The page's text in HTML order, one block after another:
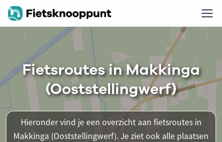
Fietsroutes in Makkinga
(Ooststellingwerf)
Hieronder vind je een overzicht aan fietsroutes in
Makkinga (Ooststellingwerf). Je ziet ook alle plaatsen